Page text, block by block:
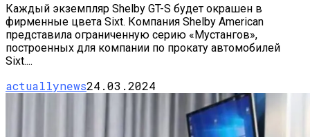
Каждый экземпляр Shelby GT-S будет окрашен в
фирменные цвета Sixt. Компания Shelby American
представила ограниченную серию «Мустангов»,
построенных для компании по прокату автомобилей
Sixt....
actuallynews24.03.2024